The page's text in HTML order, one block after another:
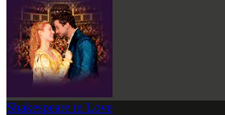
Shakespeare in Love